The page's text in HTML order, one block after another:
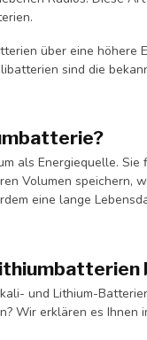
über eine höhere
sind die
als Energiequelle.
Volumen
eine lange
und Lithium-
Wir erklären es Ihnen